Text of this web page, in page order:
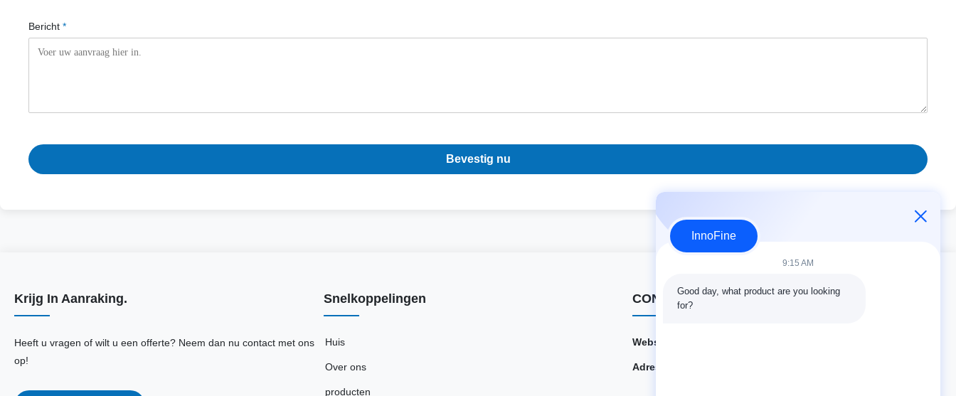
Bericht *
Bevestig nu
Krijg In Aanraking.
Heeft u vragen of wilt u een offerte? Neem dan nu contact met ons
op!
Snelkoppelingen
Huis
Over ons
producten
CONTACTdetails
Website:
Adres:
InnoFine
9:15 AM
Good day, what product are you looking
for?